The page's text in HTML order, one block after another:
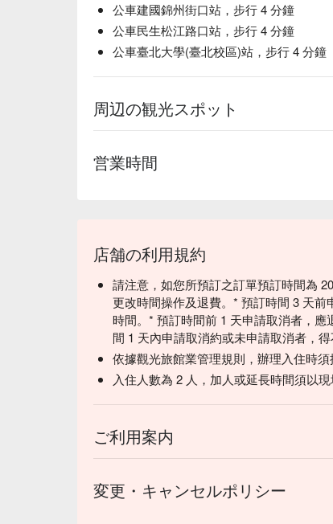
公車建國錦州街口站，步行 4 分鐘
公車民生松江路口站，步行 4 分鐘
公車臺北大學(臺北校區)站，步行 4 分鐘
周辺の観光スポット
営業時間
店舗の利用規約
請注意，如您所預訂之訂單預訂時間為
更改時間操作及退費。* 預訂時間 3 天
時間。* 預訂時間前 1 天申請取消者，
間 1 天內申請取消約或未申請取消者，
依據觀光旅館業管理規則，辦理入住時
入住人數為 2 人，加人或延長時間須以現
ご利用案内
変更・キャンセルポリシー